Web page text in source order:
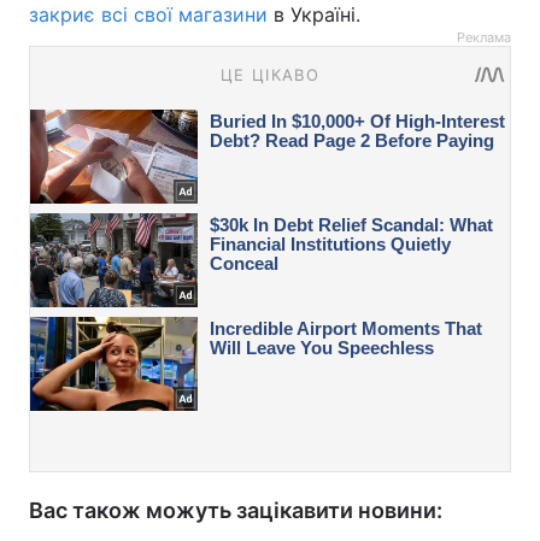
закриє всі свої магазини в Україні.
Реклама
Вас також можуть зацікавити новини: